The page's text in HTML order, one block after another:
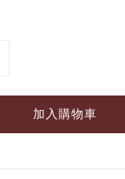
加入購物車